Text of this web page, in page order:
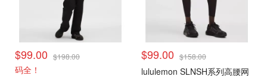
$99.00 $198.00
码全！
$99.00 $158.00
lululemon SLNSH系列高腰网